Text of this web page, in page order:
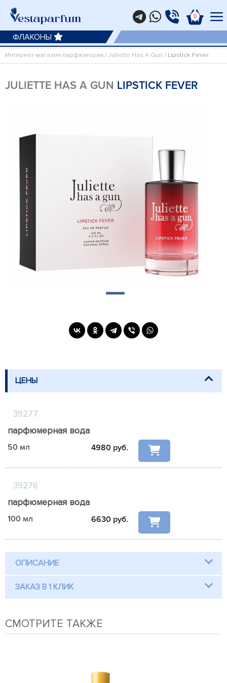
0
ФЛАКОНЫ
Интернет-магазин парфюмерии /Juliette Has A Gun / Lipstick Fever
JULIETTE HAS A GUN LIPSTICK FEVER
ЦЕНЫ
39277
парфюмерная вода
50 мл 4980 руб.
39276
парфюмерная вода
100 мл 6630 руб.
ОПИСАНИЕ
ЗАКАЗ В 1 КЛИК
СМОТРИТЕ ТАКЖЕ